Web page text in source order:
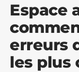
Espace
erreurs
les plus